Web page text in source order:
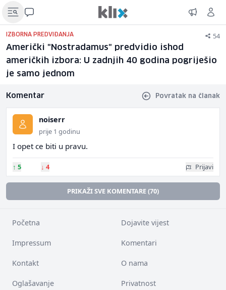
IZBORNA PREDVIĐANJA 54
Američki "Nostradamus" predvidio ishod
američkih izbora: U zadnjih 40 godina pogriješio
je samo jednom
Komentar Povratak na članak
noiserr
prije 1 godinu
I opet ce biti u pravu.
↑ 5 ↓ 4 Prijavi
PRIKAŽI SVE KOMENTARE (70)
Početna Dojavite vijest
Impressum Komentari
Kontakt O nama
Oglašavanje Privatnost